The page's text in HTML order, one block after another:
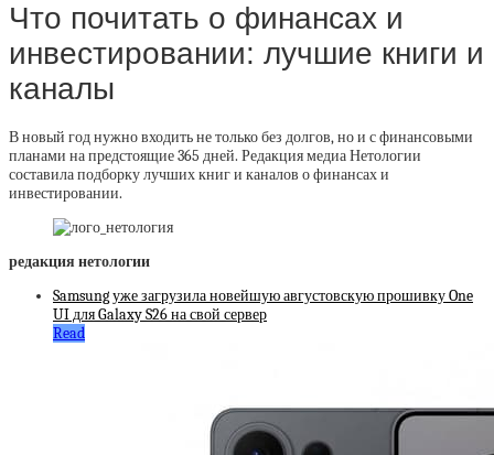
Что почитать о финансах и
инвестировании: лучшие книги и
каналы
В новый год нужно входить не только без долгов, но и с финансовыми
планами на предстоящие 365 дней. Редакция медиа Нетологии
составила подборку лучших книг и каналов о финансах и
инвестировании.
редакция нетологии
Samsung уже загрузила новейшую августовскую прошивку One
UI для Galaxy S26 на свой сервер
Read